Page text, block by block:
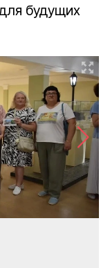
будущих